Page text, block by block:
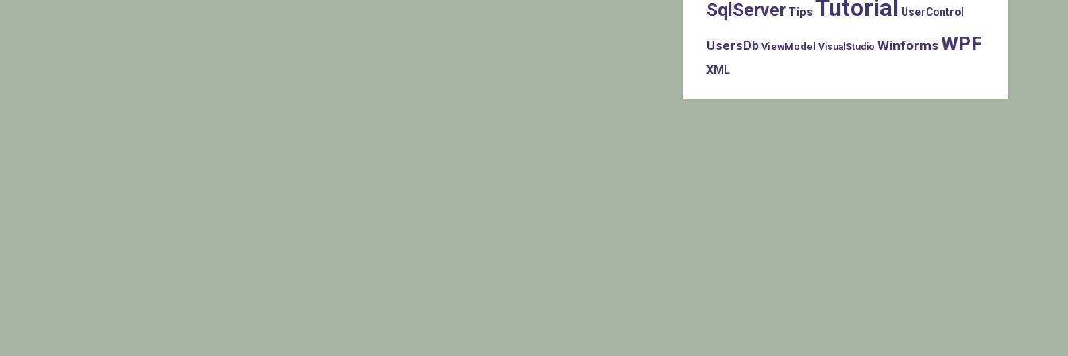
SqlServer TipsTutorial UserControl
UsersDb ViewModel VisualStudio WinformsWPF
XML